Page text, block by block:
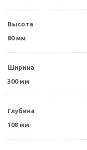
Высота
80 мм
Ширина
300 мм
Глубина
108 мм